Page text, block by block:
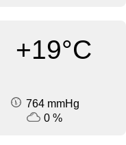
+19°C
764 mmHg
0 %